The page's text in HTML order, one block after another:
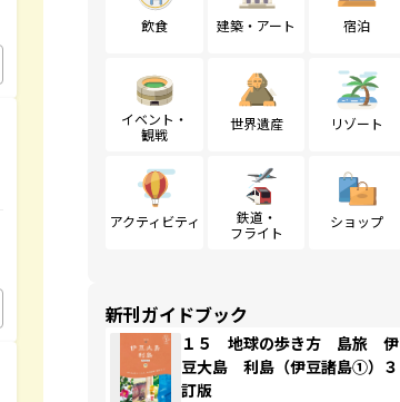
飲食 建築・アート 宿泊
イベント・
観戦
世界遺産 リゾート
アクティビティ
鉄道・
フライト
ショップ
新刊ガイドブック
１５ 地球の歩き方 島旅 伊
豆大島 利島（伊豆諸島①）３
訂版